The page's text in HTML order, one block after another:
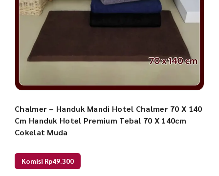
Chalmer – Handuk Mandi Hotel Chalmer 70 X 140
Cm Handuk Hotel Premium Tebal 70 X 140cm
Cokelat Muda
Komisi Rp49.300